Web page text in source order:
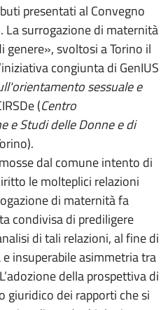
presentati al Convegno
La surrogazione di maternità
svoltosi a Torino il
congiunta di GenIUS
sessuale e
(Centro
e Studi delle Donne e di
dal comune intento di
le molteplici relazioni
di maternità fa
condivisa di prediligere
di tali relazioni, al fine di
insuperabile asimmetria tra
della prospettiva di
giuridico dei rapporti che si